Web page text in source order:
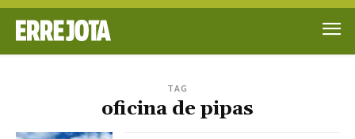
TAG
oficina de pipas